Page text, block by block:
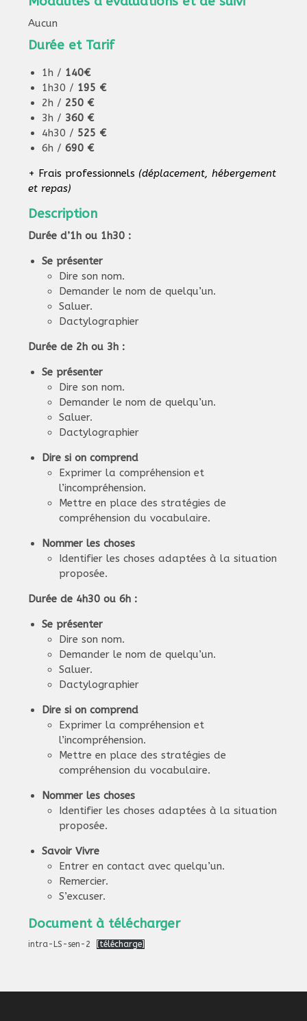
Aucun
Durée et Tarif
1h / 140€
1h30 / 195 €
2h / 250 €
3h / 360 €
4h30 / 525 €
6h /690 €
+ Frais professionnels (déplacement, hébergement
et repas)
Description
Durée d’1h ou 1h30 :
Se présenter
Dire son nom.
Demander le nom de quelqu’un.
Saluer.
Dactylographier
Durée de 2h ou 3h :
Se présenter
Dire son nom.
Demander le nom de quelqu’un.
Saluer.
Dactylographier
Dire si on comprend
Exprimer la compréhension et
l’incompréhension.
Mettre en place des stratégies de
compréhension du vocabulaire.
Nommer les choses
Identifier les choses adaptées à la situation
proposée.
Durée de 4h30 ou 6h :
Se présenter
Dire son nom.
Demander le nom de quelqu’un.
Saluer.
Dactylographier
Dire si on comprend
Exprimer la compréhension et
l’incompréhension.
Mettre en place des stratégies de
compréhension du vocabulaire.
Nommer les choses
Identifier les choses adaptées à la situation
proposée.
Savoir Vivre
Entrer en contact avec quelqu’un.
Remercier.
S’excuser.
Document à télécharger
intra-LS-sen-2 [télécharge]